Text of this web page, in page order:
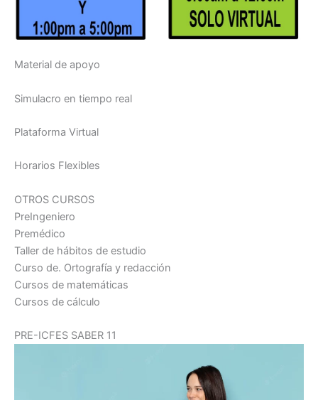
Material de apoyo
Simulacro en tiempo real
Plataforma Virtual
Horarios Flexibles
OTROS CURSOS
PreIngeniero
Premédico
Taller de hábitos de estudio
Curso de. Ortografía y redacción
Cursos de matemáticas
Cursos de cálculo
PRE-ICFES SABER 11